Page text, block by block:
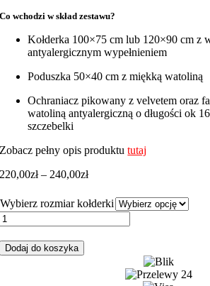
Co wchodzi w skład zestawu?
Kołderka 100×75 cm lub 120×90 cm z
antyalergicznym wypełnieniem
Poduszka 50×40 cm z miękką watoliną
Ochraniacz pikowany z velvetem oraz
watoliną antyalergiczną o długości ok
szczebelki
Zobacz pełny opis produktututaj
220,00zł – 240,00złZakres
od
220,00zł
do
Wybierz rozmiar kołderki
Dodaj do koszyka